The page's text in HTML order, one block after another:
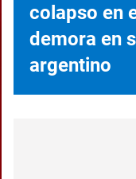
colapso en
demora en
argentino